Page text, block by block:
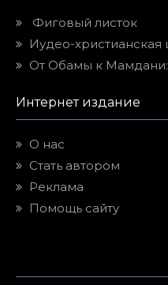
Фиговый листок
Иудео-христианская
От Обамы к
Интернет издание
О нас
Стать автором
Реклама
Помощь сайту